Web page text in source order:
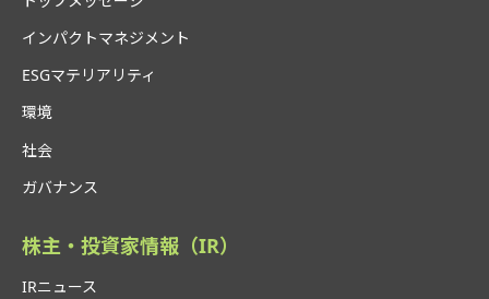
インパクトマネジメント
ESGマテリアリティ
環境
社会
ガバナンス
株主・投資家情報（IR）
IRニュース